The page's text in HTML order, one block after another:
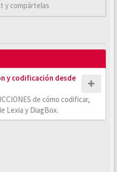
y compártelas
y codificación desde
de cómo codificar,
Lexia y DiagBox.